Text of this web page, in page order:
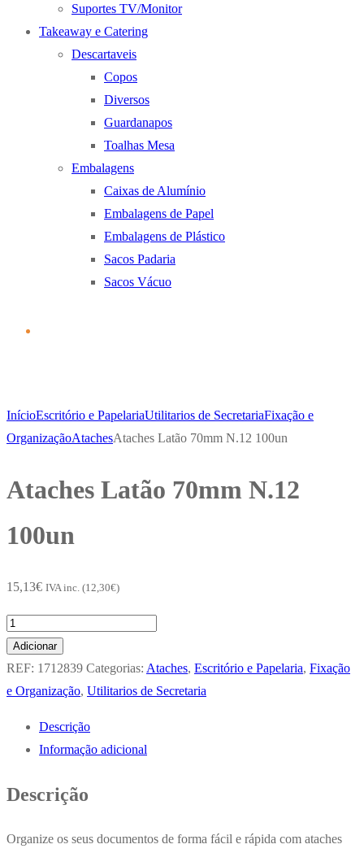
Suportes TV/Monitor
Takeaway e Catering
Descartaveis
Copos
Diversos
Guardanapos
Toalhas Mesa
Embalagens
Caixas de Alumínio
Embalagens de Papel
Embalagens de Plástico
Sacos Padaria
Sacos Vácuo
InícioEscritório e PapelariaUtilitarios de SecretariaFixação e
OrganizaçãoAtachesAtaches Latão 70mm N.12 100un
Ataches Latão 70mm N.12
100un
15,13€ IVA inc. (12,30€)
Quantidade
de
Ataches
Latão
Adicionar
REF: 1712839 Categorias: Ataches, Escritório e Papelaria, Fixação
e Organização, Utilitarios de Secretaria
Descrição
Informação adicional
Descrição
Organize os seus documentos de forma fácil e rápida com ataches